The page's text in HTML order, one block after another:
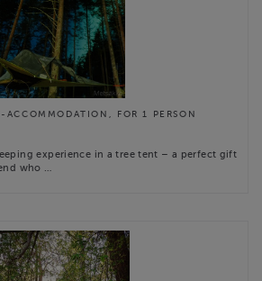
ACCOMMODATION, FOR 1 PERSON
experience in a tree tent – a perfect gift
who …